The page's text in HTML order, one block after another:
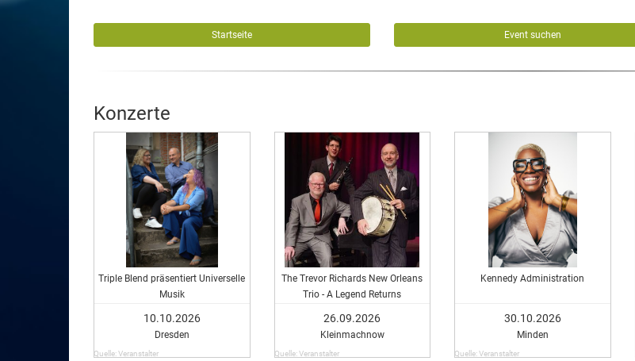
Startseite Event suchen
Konzerte
Triple Blend präsentiert Universelle
Musik
10.10.2026
Dresden
Quelle: Veranstalter
The Trevor Richards New Orleans
Trio - A Legend Returns
26.09.2026
Kleinmachnow
Quelle: Veranstalter
Kennedy Administration
30.10.2026
Minden
Quelle: Veranstalter